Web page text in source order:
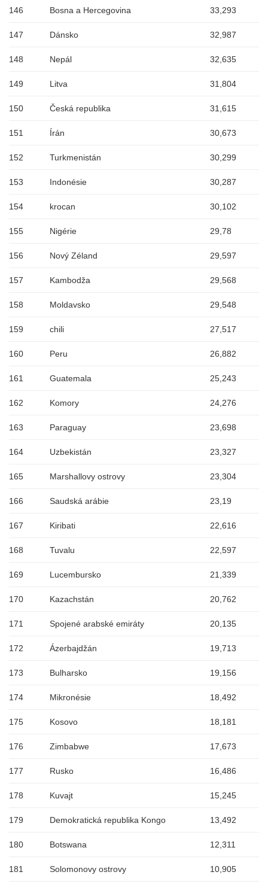
146 Bosna a Hercegovina 33,293
147 Dánsko 32,987
148 Nepál 32,635
149 Litva 31,804
150 Česká republika 31,615
151 Írán 30,673
152 Turkmenistán 30,299
153 Indonésie 30,287
154 krocan 30,102
155 Nigérie 29,78
156 Nový Zéland 29,597
157 Kambodža 29,568
158 Moldavsko 29,548
159 chili 27,517
160 Peru 26,882
161 Guatemala 25,243
162 Komory 24,276
163 Paraguay 23,698
164 Uzbekistán 23,327
165 Marshallovy ostrovy 23,304
166 Saudská arábie 23,19
167 Kiribati 22,616
168 Tuvalu 22,597
169 Lucembursko 21,339
170 Kazachstán 20,762
171 Spojené arabské emiráty 20,135
172 Ázerbajdžán 19,713
173 Bulharsko 19,156
174 Mikronésie 18,492
175 Kosovo 18,181
176 Zimbabwe 17,673
177 Rusko 16,486
178 Kuvajt 15,245
179 Demokratická republika Kongo 13,492
180 Botswana 12,311
181 Solomonovy ostrovy 10,905